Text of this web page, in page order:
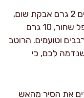
מוסיפים 2 גרם אבקת שום,
2 גרם פפריקה מתוקה, 1 גרם פלפל שחור, 10 גרם
דק. מערבבים וטועמים. הרוטב
לכם, כי
את הסיר מהאש